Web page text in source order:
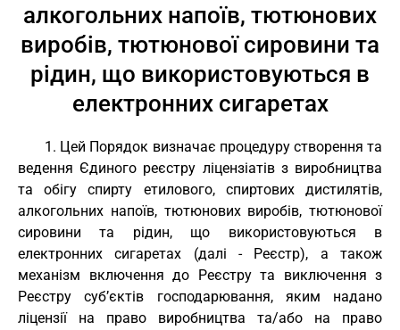
алкогольних напоїв, тютюнових
виробів, тютюнової сировини та
рідин, що використовуються в
електронних сигаретах
1. Цей Порядок визначає процедуру створення та
ведення Єдиного реєстру ліцензіатів з виробництва
та обігу спирту етилового, спиртових дистилятів,
алкогольних напоїв, тютюнових виробів, тютюнової
сировини та рідин, що використовуються в
електронних сигаретах (далі - Реєстр), а також
механізм включення до Реєстру та виключення з
Реєстру суб’єктів господарювання, яким надано
ліцензії на право виробництва та/або на право